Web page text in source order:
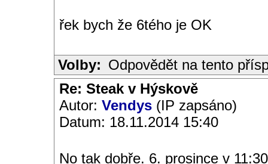
řek bych že 6tého je OK
Volby: Odpovědět na tento
Re: Steak v Hýskově
Autor: Vendys (IP zapsáno)
Datum: 18.11.2014 15:40
No tak dobře. 6. prosince v